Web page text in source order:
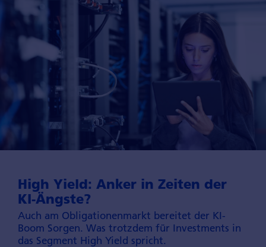
High Yield: Anker in Zeiten der
KI-Ängste?
Auch am Obligationen­markt bereitet der KI-
Boom Sorgen. Was trotzdem für Investments in
das Segment High Yield spricht.